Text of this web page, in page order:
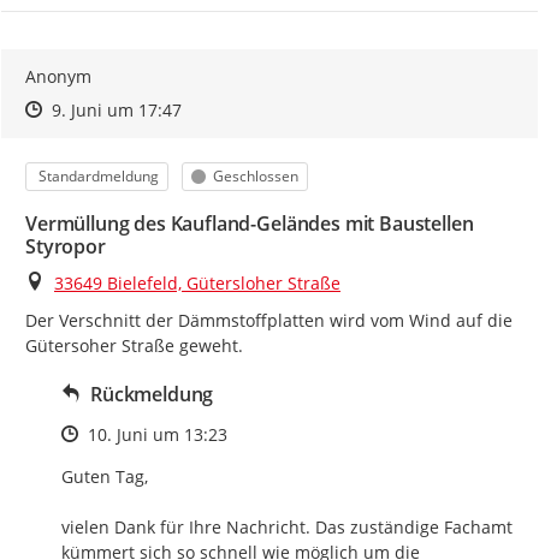
Anonym
Zeitpunkt des Erstellens
Zeitpunkt des Erstellens
9. Juni um 17:47Zur Äußerung
Kategorie
Standardmeldung Status
Geschlossen
Vermüllung des Kaufland-Geländes mit Baustellen
Styropor
Ort
33649 Bielefeld, Gütersloher Straße
Der Verschnitt der Dämmstoffplatten wird vom Wind auf die
Gütersoher Straße geweht.
Rückmeldung
Zeitpunkt des Erstellens
10. Juni um 13:23
Guten Tag,
vielen Dank für Ihre Nachricht. Das zuständige Fachamt
kümmert sich so schnell wie möglich um die